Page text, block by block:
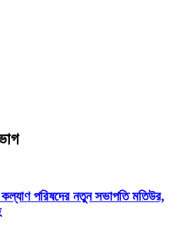
পরিষদের নতুন সভাপতি মতিউর,